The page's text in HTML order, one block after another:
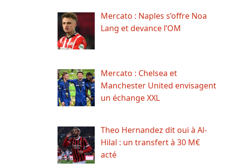
Mercato : Naples s’offre Noa
Lang et devance l’OM
Mercato : Chelsea et
Manchester United envisagent
un échange XXL
Theo Hernandez dit oui à Al-
Hilal : un transfert à 30 M€
acté